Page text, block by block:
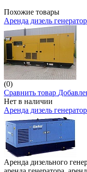
Похожие товары
Аренда дизель
(0)
Сравнить товар
Нет в наличии
Аренда дизель
Аренда дизельного